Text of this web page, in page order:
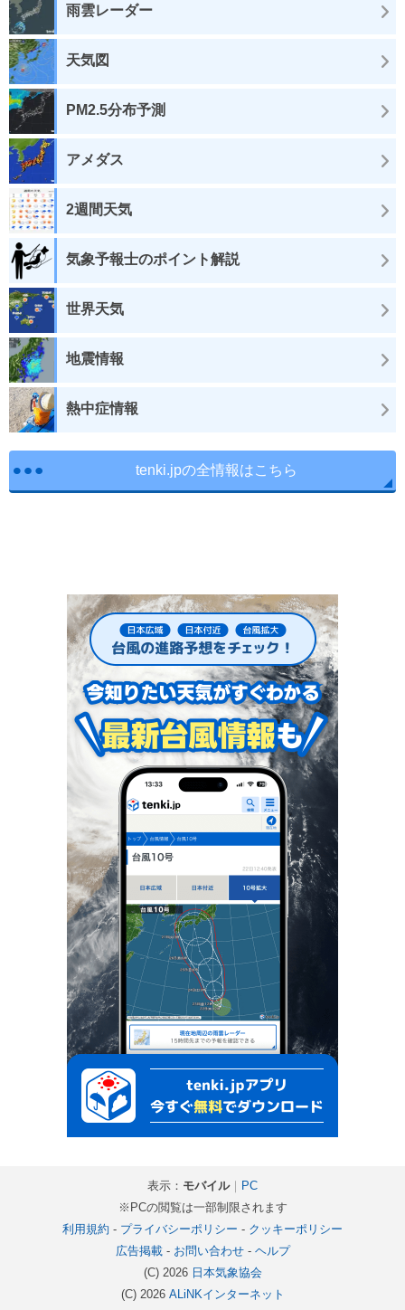
雨雲レーダー
天気図
PM2.5分布予測
アメダス
2週間天気
気象予報士のポイント解説
世界天気
地震情報
熱中症情報
tenki.jpの全情報はこちら
表示： モバイル｜
PC
※PCの閲覧は一部制限されます
利用規約 - プライバシーポリシー - クッキーポリシー
広告掲載- お問い合わせ- ヘルプ
(C) 2026 日本気象協会
(C) 2026 ALiNKインターネット